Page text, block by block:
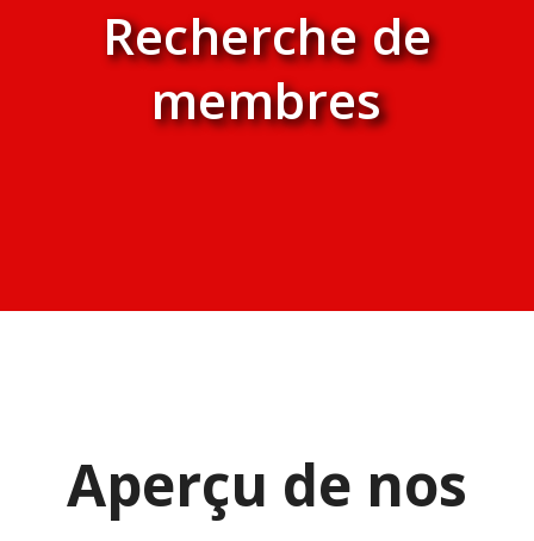
Recherche de
membres
Aperçu de nos